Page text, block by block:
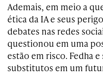
Ademais, em meio a
ética da IA e seus
debates nas redes
questionou em uma
estão em risco. Fedha
substitutos em um